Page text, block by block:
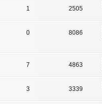
1 2505
0 8086
7 4863
3 3339